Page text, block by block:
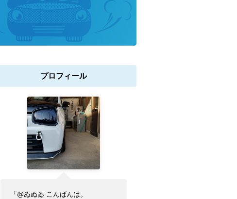
プロフィール
「@ゐぬゐ こんばんは。